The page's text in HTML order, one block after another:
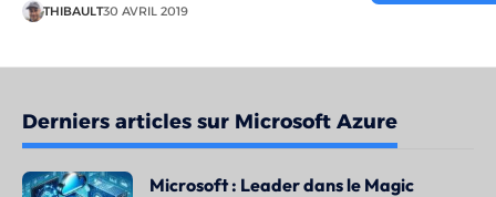
THIBAULT30 AVRIL 2019
Derniers articles sur Microsoft Azure
Microsoft : Leader dans le Magic